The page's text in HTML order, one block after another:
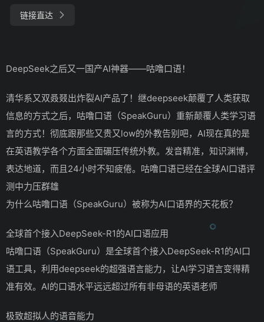
链接直达
DeepSeek之后又一国产AI神器——咕噜口语！
清华系又双叒叕出炸裂AI产品了！继deepseek颠覆了人类获取
信息的方式之后，咕噜口语（SpeakGuru）重新颠覆人类学习语
言的方式！彻底跟那些又贵又low的外教告别吧，AI现在真的是
在英语教学各个方面全面碾压传统外教。发音精准，知识渊博，
表达地道，而且24小时不知疲倦。咕噜口语已经在全球AI口语评
测中力压群雄
为什么咕噜口语（SpeakGuru）被称为AI口语界的天花板？
全球首个接入DeepSeek-R1的AI口语应用
咕噜口语（SpeakGuru）是全球首个接入DeepSeek-R1的AI口
语工具，利用deepseek的超强语言能力，让AI学习语言变得精
准有效。AI的口语水平远远超过所有非母语的英语老师
极致超拟人的语音能力